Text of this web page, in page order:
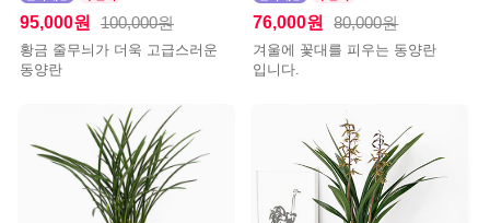
95,000원 100,000원
황금 줄무늬가 더욱 고급스러운
동양란
76,000원 80,000원
겨울에 꽃대를 피우는 동양란
입니다.